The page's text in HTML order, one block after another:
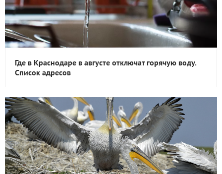
Где в Краснодаре в августе отключат горячую воду.
Список адресов